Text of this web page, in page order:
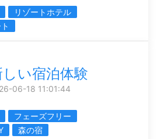
リゾートホテル
しい宿泊体験
06-18 11:01:44
フェーズフリー
森の宿